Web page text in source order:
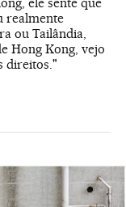
realmente
ou Tailândia,
Hong Kong, vejo
direitos."